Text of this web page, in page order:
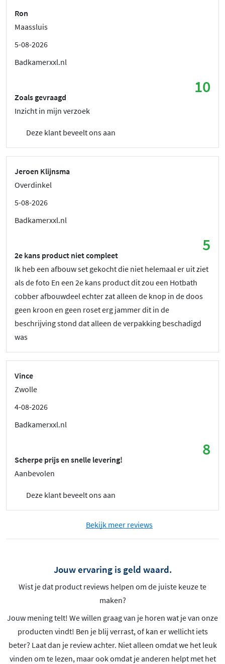
Ron
Maassluis
5-08-2026
Badkamerxxl.nl
10
Zoals gevraagd
Inzicht in mijn verzoek
Deze klant beveelt ons aan
Jeroen Klijnsma
Overdinkel
5-08-2026
Badkamerxxl.nl
5
2e kans product niet compleet
Ik heb een afbouw set gekocht die niet helemaal er uit ziet
als de foto En een 2e kans product dit zou een Hotbath
cobber afbouwdeel echter zat alleen de knop in de doos
geen kroon en geen roset erg jammer dit in de
beschrijving stond dat alleen de verpakking beschadigd
was
Vince
Zwolle
4-08-2026
Badkamerxxl.nl
8
Scherpe prijs en snelle levering!
Aanbevolen
Deze klant beveelt ons aan
Bekijk meer reviews
Jouw ervaring is geld waard.
Wist je dat product reviews helpen om de juiste keuze te
maken?
Jouw mening telt! We willen graag van je horen wat je van onze
producten vindt! Ben je blij verrast, of kan er wellicht iets
beter? Laat dan je review achter. Niet alleen omdat we het leuk
vinden om te lezen, maar ook omdat je anderen helpt met het